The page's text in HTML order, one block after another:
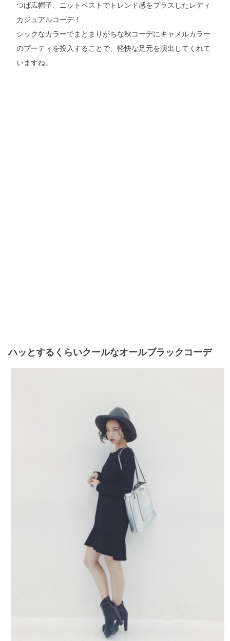
つば広帽子、ニットベストでトレンド感をプラスしたレディ
カジュアルコーデ！
シックなカラーでまとまりがちな秋コーデにキャメルカラー
のブーティを投入することで、軽快な足元を演出してくれて
いますね。
ハッとするくらいクールなオールブラックコーデ